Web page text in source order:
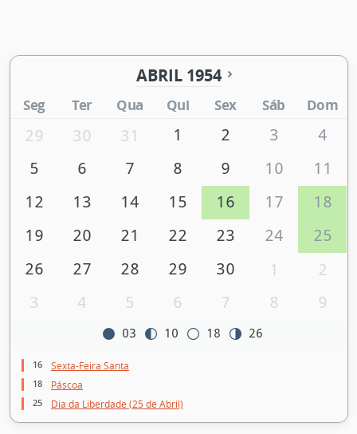
ABRIL 1954
Seg Ter Qua Qui Sex Sáb Dom
29 30 31 1 2 3
4
5
6 7 8 9 10
11
12
13 14 15 16 17
18
19
20 21 22 23 24
25
26
27 28 29 30 1
2
3
4 5 6 7 8 9
03 10 18 26
16 Sexta-Feira Santa
18 Páscoa
25 Dia da Liberdade (25 de Abril)